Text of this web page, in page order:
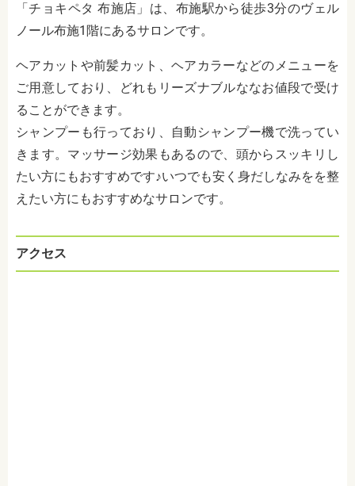
「チョキペタ 布施店」は、布施駅から徒歩3分のヴェル
ノール布施1階にあるサロンです。
ヘアカットや前髪カット、ヘアカラーなどのメニューを
ご用意しており、どれもリーズナブルななお値段で受け
ることができます。
シャンプーも行っており、自動シャンプー機で洗ってい
きます。マッサージ効果もあるので、頭からスッキリし
たい方にもおすすめです♪いつでも安く身だしなみをを整
えたい方にもおすすめなサロンです。
アクセス